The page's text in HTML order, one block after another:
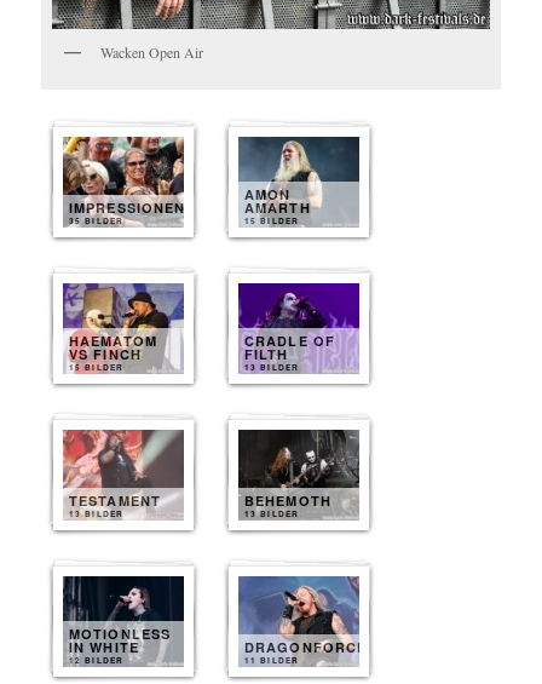
Wacken Open Air
IMPRESSIONEN
35 BILDER
AMON
AMARTH
15 BILDER
HAEMATOM
VS FINCH
15 BILDER
CRADLE OF
FILTH
13 BILDER
TESTAMENT
13 BILDER
BEHEMOTH
13 BILDER
MOTIONLESS
IN WHITE
12 BILDER
DRAGONFORCE
11 BILDER